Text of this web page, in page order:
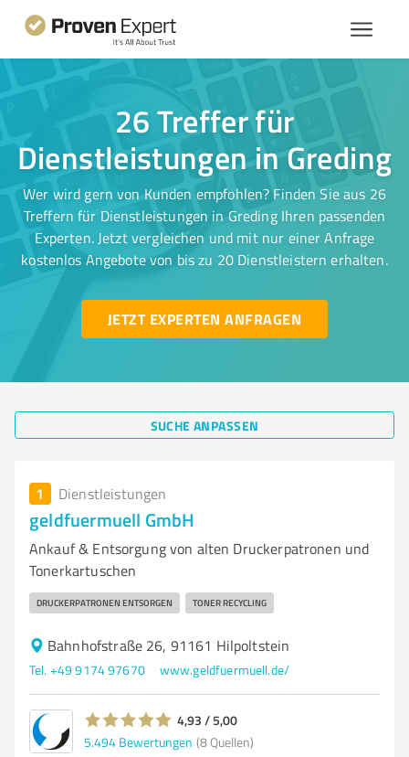
26 Treffer für
Dienstleistungen in Greding
Wer wird gern von Kunden empfohlen? Finden Sie aus 26
Treffern für Dienstleistungen in Greding Ihren passenden
Experten. Jetzt vergleichen und mit nur einer Anfrage
kostenlos Angebote von bis zu 20 Dienstleistern erhalten.
JETZT EXPERTEN ANFRAGEN
SUCHE ANPASSEN
1 Dienstleistungen
geldfuermuell GmbH
Ankauf & Entsorgung von alten Druckerpatronen und
Tonerkartuschen
DRUCKERPATRONEN ENTSORGEN TONER RECYCLING
Bahnhofstraße 26, 91161 Hilpoltstein
Tel. +49 9174 97670 www.geldfuermuell.de/
4,93 / 5,00
5.494 Bewertungen (8 Quellen)